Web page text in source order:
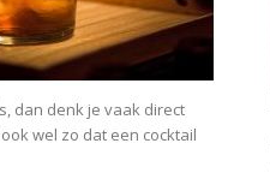
dan denk je vaak direct
wel zo dat een cocktail